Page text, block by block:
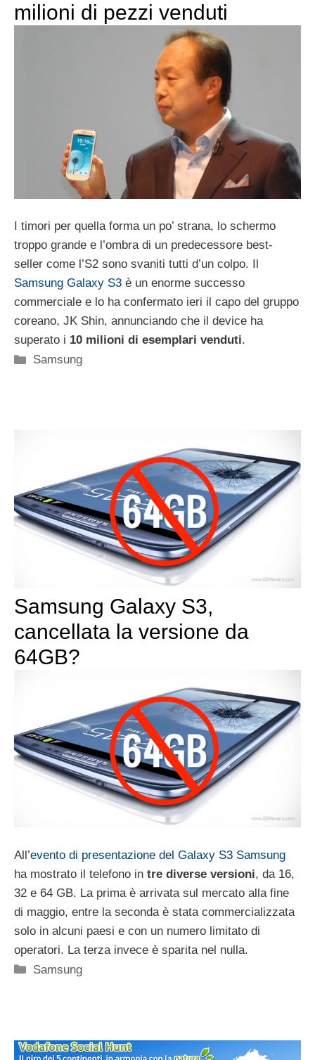
milioni di pezzi venduti
I timori per quella forma un po’ strana, lo schermo
troppo grande e l’ombra di un predecessore best-
seller come l’S2 sono svaniti tutti d’un colpo. Il
Samsung Galaxy S3 è un enorme successo
commerciale e lo ha confermato ieri il capo del gruppo
coreano, JK Shin, annunciando che il device ha
superato i 10 milioni di esemplari venduti.
Categorie
Samsung
Samsung Galaxy S3,
cancellata la versione da
64GB?
All’evento di presentazione del Galaxy S3 Samsung
ha mostrato il telefono in tre diverse versioni, da 16,
32 e 64 GB. La prima è arrivata sul mercato alla fine
di maggio, entre la seconda è stata commercializzata
solo in alcuni paesi e con un numero limitato di
operatori. La terza invece è sparita nel nulla.
Categorie
Samsung